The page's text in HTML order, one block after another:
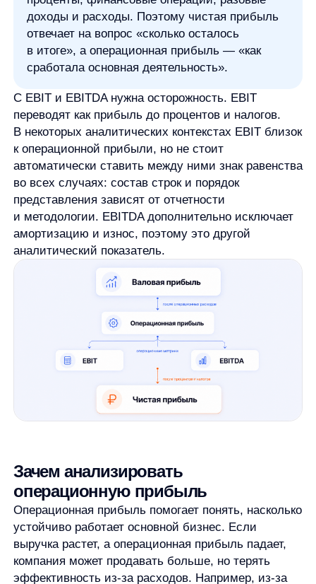
меняется результат основной деятельности, какие
расходы давят на прибыль и насколько бизнес
зависит от операционной эффективности, а не от
разовых доходов.
частью анализа финансовой отчетности. Она
помогает отделить рабочий результат компании
от факторов, которые не всегда повторяются
в будущем. Но по одному этому показателю нельзя
принимать инвестиционные решения. Его нужно
смотреть вместе с выручкой, чистой прибылью,
денежными потоками, долговой нагрузкой,
динамикой расходов и другими показателями.
Операционная прибыль особенно полезна
в динамике. Один показатель за один период мало
что говорит сам по себе. Важнее смотреть, как
он меняется: растет ли быстрее выручки,
снижается ли при росте продаж,
восстанавливается ли после повышения затрат.
Пример расчета операционной
прибыли
Рассмотрим условный пример. Допустим,
компания за месяц получила 10 млн рублей
выручки. Себестоимость проданных товаров
составила 5,8 млн рублей. Операционные
расходы — еще 2 млн рублей.
10 млн − 5,8 млн − 2 млн = 2,2 млн рублей
В этом примере операционная прибыль равна 2,2
млн рублей. Это не значит, что именно столько
компания заработала окончательно. После этого
в итоговом финансовом результате могут
появиться налоги, проценты, прочие доходы
и расходы. Но пример показывает, какой результат
остается от основной деятельности после